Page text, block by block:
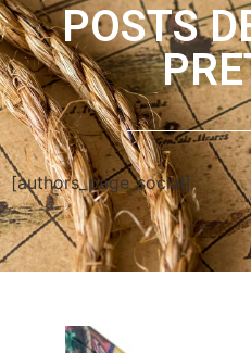
POSTS
[authors_page_social]